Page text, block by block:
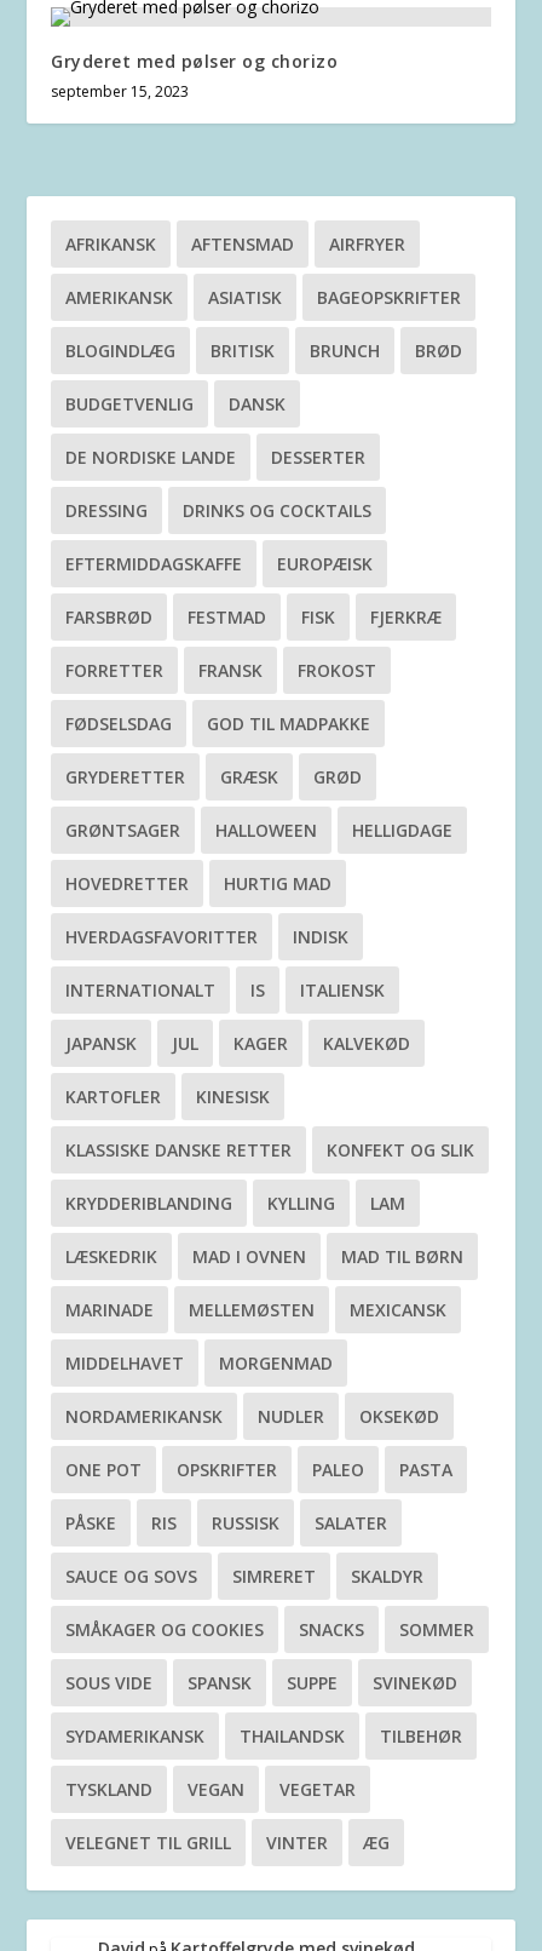
Gryderet med pølser og chorizo
september 15, 2023
AFRIKANSK AFTENSMAD AIRFRYER
AMERIKANSK ASIATISK BAGEOPSKRIFTER
BLOGINDLÆG BRITISK BRUNCH BRØD
BUDGETVENLIG DANSK
DE NORDISKE LANDE DESSERTER
DRESSING DRINKS OG COCKTAILS
EFTERMIDDAGSKAFFE EUROPÆISK
FARSBRØD FESTMAD FISK FJERKRÆ
FORRETTER FRANSK FROKOST
FØDSELSDAG GOD TIL MADPAKKE
GRYDERETTER GRÆSK GRØD
GRØNTSAGER HALLOWEEN HELLIGDAGE
HOVEDRETTER HURTIG MAD
HVERDAGSFAVORITTER INDISK
INTERNATIONALT IS ITALIENSK
JAPANSK JUL KAGER KALVEKØD
KARTOFLER KINESISK
KLASSISKE DANSKE RETTER KONFEKT OG SLIK
KRYDDERIBLANDING KYLLING LAM
LÆSKEDRIK MAD I OVNEN MAD TIL BØRN
MARINADE MELLEMØSTEN MEXICANSK
MIDDELHAVET MORGENMAD
NORDAMERIKANSK NUDLER OKSEKØD
ONE POT OPSKRIFTER PALEO PASTA
PÅSKE RIS RUSSISK SALATER
SAUCE OG SOVS SIMRERET SKALDYR
SMÅKAGER OG COOKIES SNACKS SOMMER
SOUS VIDE SPANSK SUPPE SVINEKØD
SYDAMERIKANSK THAILANDSK TILBEHØR
TYSKLAND VEGAN VEGETAR
VELEGNET TIL GRILL VINTER ÆG